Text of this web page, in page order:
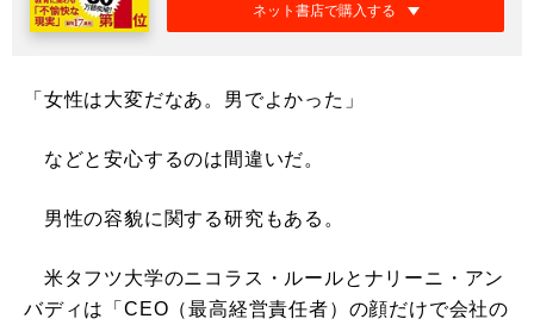
ネット書店で購入する
「女性は大変だなあ。男でよかった」
などと安心するのは間違いだ。
男性の容貌に関する研究もある。
米タフツ大学のニコラス・ルールとナリーニ・アン
バディは「CEO（最高経営責任者）の顔だけで会社の